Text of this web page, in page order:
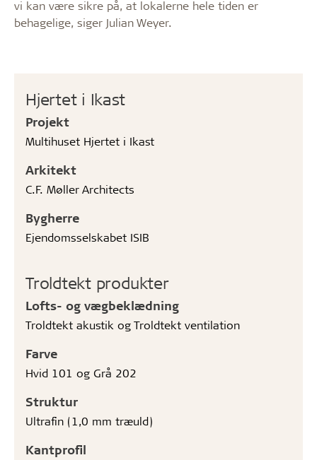
Hjertet i Ikast
Projekt
Multihuset Hjertet i Ikast
Arkitekt
C.F. Møller Architects
Bygherre
Ejendomsselskabet ISIB
Troldtekt produkter
Lofts- og vægbeklædning
Troldtekt akustik og Troldtekt ventilation
Farve
Hvid 101 og Grå 202
Struktur
Ultrafin (1,0 mm træuld)
Kantprofil
vi kan være sikre på, at lokalerne hele tiden er
behagelige, siger Julian Weyer.